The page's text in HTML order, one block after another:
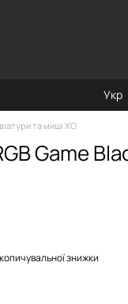
Укр
та миші XO
Game
знижки